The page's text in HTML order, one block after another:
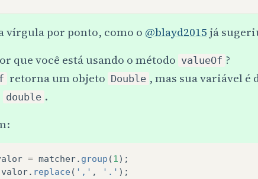
vírgula por ponto, como o @blayd2015 já
que você está usando o método valueOf ?
retorna um objeto Double , mas sua variável é
double .
= matcher. group (1 );
valor. replace( ',' , '.' );